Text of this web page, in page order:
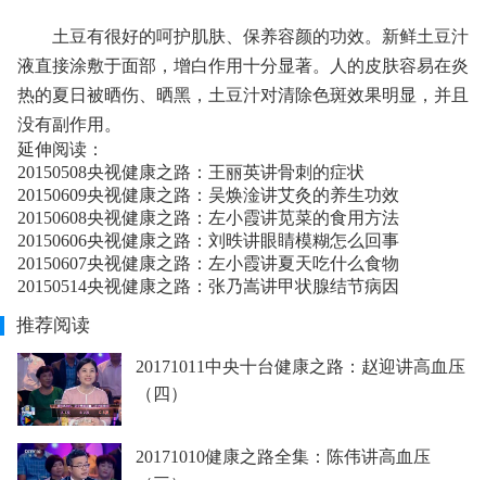
土豆有很好的呵护肌肤、保养容颜的功效。新鲜土豆汁
液直接涂敷于面部，增白作用十分显著。人的皮肤容易在炎
热的夏日被晒伤、晒黑，土豆汁对清除色斑效果明显，并且
没有副作用。
延伸阅读：
20150508央视健康之路：王丽英讲骨刺的症状
20150609央视健康之路：吴焕淦讲艾灸的养生功效
20150608央视健康之路：左小霞讲苋菜的食用方法
20150606央视健康之路：刘昳讲眼睛模糊怎么回事
20150607央视健康之路：左小霞讲夏天吃什么食物
20150514央视健康之路：张乃嵩讲甲状腺结节病因
推荐阅读
20171011中央十台健康之路：赵迎讲高血压
（四）
20171010健康之路全集：陈伟讲高血压